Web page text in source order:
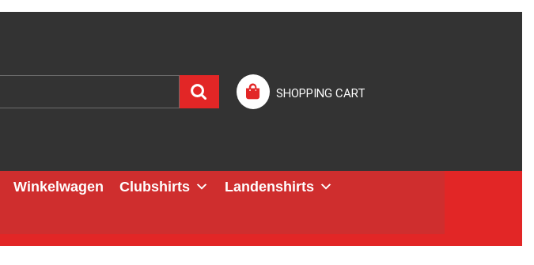
SHOPPING CART
Winkelwagen Clubshirts
Landenshirts